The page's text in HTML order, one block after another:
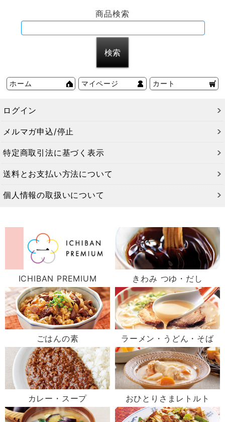
商品検索
ホーム マイページ カート
ログイン
メルマガ申込/停止
特定商取引法に基づく表示
送料とお支払い方法について
個人情報の取扱いについて
ICHIBAN PREMIUM きわみ つゆ・だし
ごはんの素 ラーメン・うどん・そば
カレー・スープ おひとりさまレトルト